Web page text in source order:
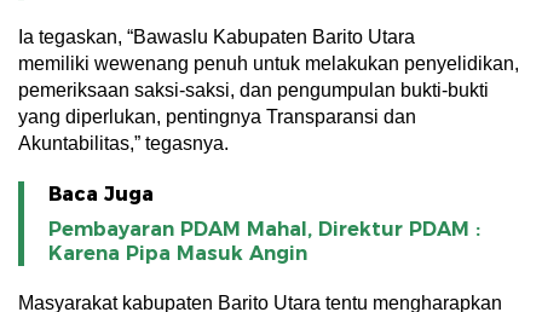
Ia tegaskan, “Bawaslu Kabupaten Barito Utara
memiliki wewenang penuh untuk melakukan penyelidikan,
pemeriksaan saksi-saksi, dan pengumpulan bukti-bukti
yang diperlukan, pentingnya Transparansi dan
Akuntabilitas,” tegasnya.
Baca Juga
Pembayaran PDAM Mahal, Direktur PDAM :
Karena Pipa Masuk Angin
Masyarakat kabupaten Barito Utara tentu mengharapkan